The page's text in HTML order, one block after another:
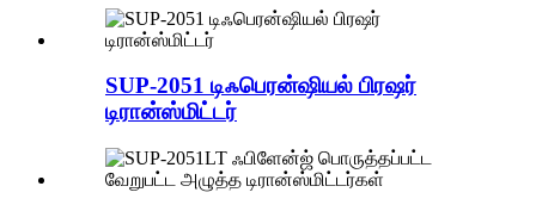
SUP-2051 டிஃபெரன்ஷியல் பிரஷர்
டிரான்ஸ்மிட்டர்